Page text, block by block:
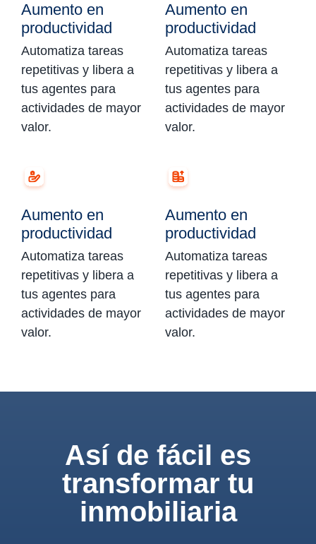
Aumento en
productividad
Automatiza tareas
repetitivas y libera a
tus agentes para
actividades de mayor
valor.
Aumento en
productividad
Automatiza tareas
repetitivas y libera a
tus agentes para
actividades de mayor
valor.
Aumento en
productividad
Automatiza tareas
repetitivas y libera a
tus agentes para
actividades de mayor
valor.
Aumento en
productividad
Automatiza tareas
repetitivas y libera a
tus agentes para
actividades de mayor
valor.
Así de fácil es
transformar tu
inmobiliaria